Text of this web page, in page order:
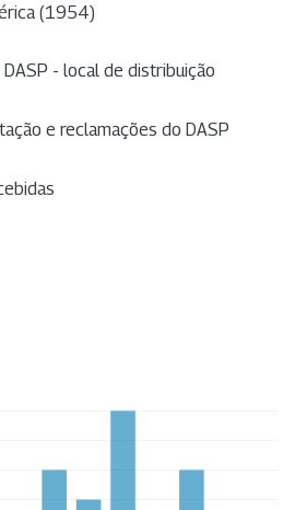
(1954)
- local de distribuição
e reclamações do DASP